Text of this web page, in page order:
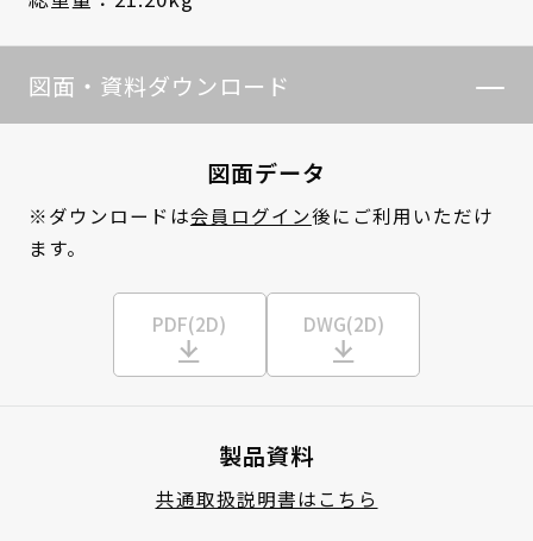
図面・資料ダウンロード
図面データ
※ダウンロードは会員ログイン後にご利用いただけ
ます。
PDF(2D) DWG(2D)
製品資料
共通取扱説明書はこちら